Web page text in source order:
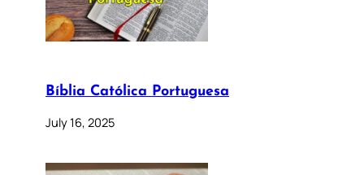
Bíblia Católica Portuguesa
July 16, 2025